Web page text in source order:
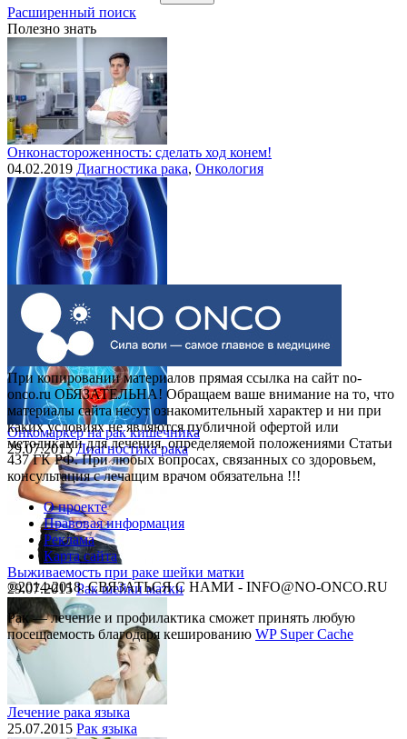
Расширенный поиск
Полезно знать
Онконастороженность: сделать ход конем!
04.02.2019 Диагностика рака, Онкология
Выделения при раке шейки матки
30.07.2015 Рак шейки матки
Онкомаркер на рак кишечника
29.07.2015 Диагностика рака
Выживаемость при раке шейки матки
29.07.2015 Рак шейки матки
Лечение рака языка
25.07.2015 Рак языка
При копировании материалов прямая ссылка на сайт no-
onco.ru ОБЯЗАТЕЛЬНА! Обращаем ваше внимание на то, что
материалы сайта несут ознакомительный характер и ни при
каких условиях не являются публичной офертой или
методиками для лечения, определяемой положениями Статьи
437 ГК РФ. При любых вопросах, связанных со здоровьем,
консультация с лечащим врачом обязательна !!!
О проекте
Правовая информация
Реклама
Карта сайта
©2014-2018, СВЯЗАТЬСЯ С НАМИ - INFO@NO-ONCO.RU
Рак — лечение и профилактика cможет принять любую
посещаемость благодаря кешированию WP Super Cache